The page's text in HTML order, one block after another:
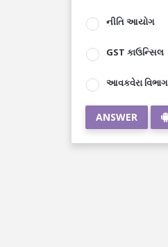
નીતિ આયોગ
GST કાઉન્સિલ
આવકવેરા વિભાગ
ANSWER